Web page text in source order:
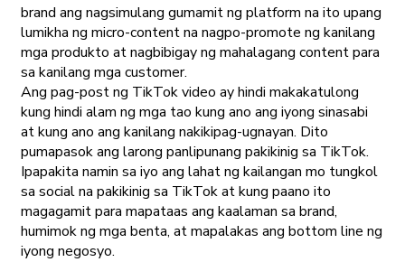
brand ang nagsimulang gumamit ng platform na ito upang
lumikha ng micro-content na nagpo-promote ng kanilang
mga produkto at nagbibigay ng mahalagang content para
sa kanilang mga customer.
Ang pag-post ng TikTok video ay hindi makakatulong
kung hindi alam ng mga tao kung ano ang iyong sinasabi
at kung ano ang kanilang nakikipag-ugnayan. Dito
pumapasok ang larong panlipunang pakikinig sa TikTok.
Ipapakita namin sa iyo ang lahat ng kailangan mo tungkol
sa social na pakikinig sa TikTok at kung paano ito
magagamit para mapataas ang kaalaman sa brand,
humimok ng mga benta, at mapalakas ang bottom line ng
iyong negosyo.